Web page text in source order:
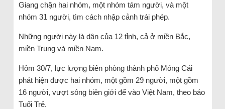
Giang chặn hai nhóm, một nhóm tám người, và một
nhóm 31 người, tìm cách nhập cảnh trái phép.
Những người này là dân của 12 tỉnh, cả ở miền Bắc,
miền Trung và miền Nam.
Hôm 30/7, lực lượng biên phòng thành phố Móng Cái
phát hiện được hai nhóm, một gồm 29 người, một gồm
16 người, vượt sông biên giới để vào Việt Nam, theo báo
Tuổi Trẻ.